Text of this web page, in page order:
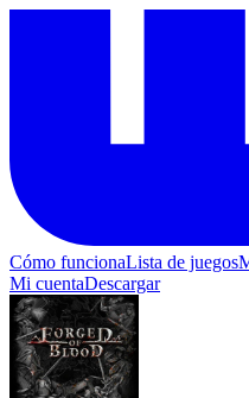
Cómo funcionaLista de juegos
Mi cuentaDescargar